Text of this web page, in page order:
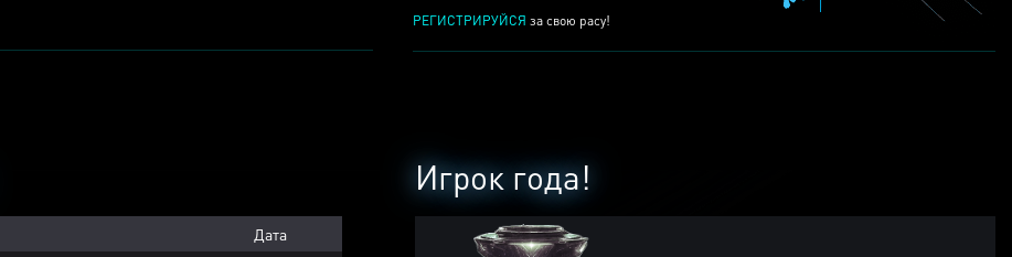
РЕГИСТРИРУЙСЯ за свою расу!
Игрок года!
Дата